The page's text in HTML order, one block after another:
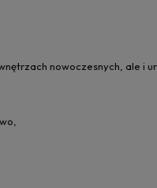
nowoczesnych, ale i